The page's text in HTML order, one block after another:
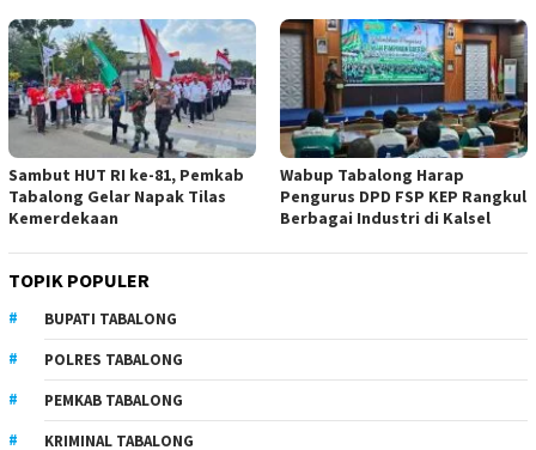
Sambut HUT RI ke-81, Pemkab
Tabalong Gelar Napak Tilas
Kemerdekaan
Wabup Tabalong Harap
Pengurus DPD FSP KEP Rangkul
Berbagai Industri di Kalsel
TOPIK POPULER
BUPATI TABALONG
POLRES TABALONG
PEMKAB TABALONG
KRIMINAL TABALONG